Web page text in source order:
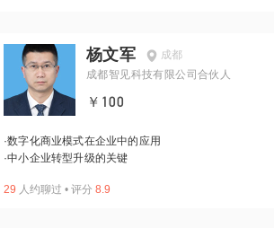
杨文军
成都
成都智见科技有限公司合伙人
￥100
·数字化商业模式在企业中的应用
·中小企业转型升级的关键
29 人约聊过 • 评分 8.9